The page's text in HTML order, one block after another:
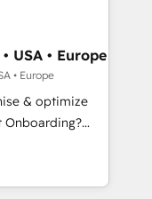
across
services
Cape
Gemini and
USA • Europe
• Europe
& optimize
your business
& workflows,